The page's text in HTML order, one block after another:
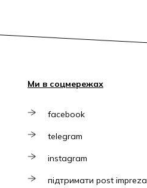
Ми в соцмережах
facebook
telegram
instagram
підтримати post impreza